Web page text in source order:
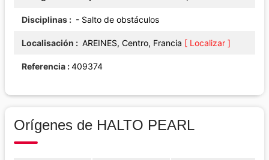
Disciplinas - Salto de obstáculos
Localisación AREINES, Centro, Francia [ Localizar ]
Referencia 409374
Orígenes de HALTO PEARL